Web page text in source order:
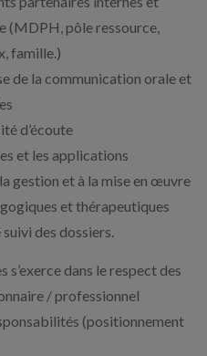
(MDPH, pôle ressource,
famille.)
de la communication orale et
d’écoute
et les applications
gestion et à la mise en œuvre
et thérapeutiques
des dossiers.
s’exerce dans le respect des
/ professionnel
(positionnement